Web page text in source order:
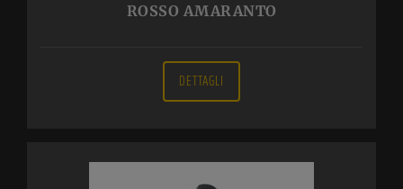
ROSSO AMARANTO
DETTAGLI